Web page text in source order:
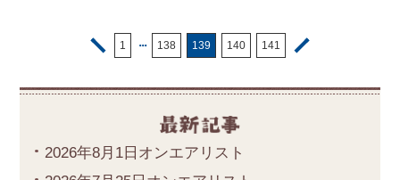
1 ・・・ 138 139 140 141
2026年8月1日オンエアリスト